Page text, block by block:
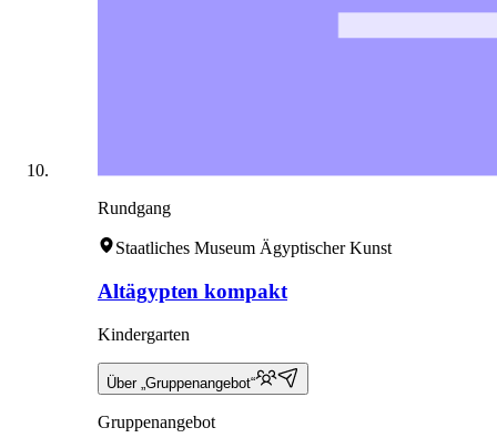
Rundgang
Staatliches Museum Ägyptischer Kunst
Altägypten kompakt
Kindergarten
Über „Gruppenangebot“
Gruppenangebot